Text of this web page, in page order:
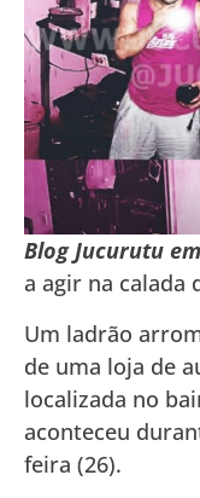
Blog Jucurutu
a agir na calada
Um ladrão
de uma loja de
localizada no
aconteceu
feira (26).